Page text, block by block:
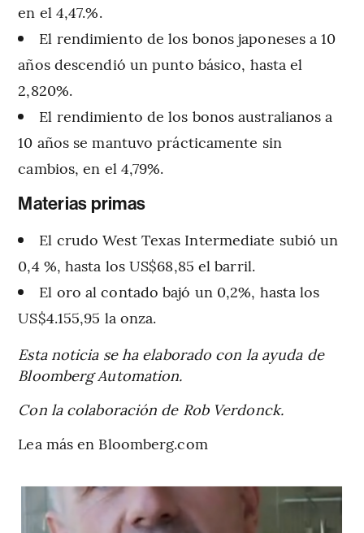
en el 4,47.%.
El rendimiento de los bonos japoneses a 10
años descendió un punto básico, hasta el
2,820%.
El rendimiento de los bonos australianos a
10 años se mantuvo prácticamente sin
cambios, en el 4,79%.
Materias primas
El crudo West Texas Intermediate subió un
0,4 %, hasta los US$68,85 el barril.
El oro al contado bajó un 0,2%, hasta los
US$4.155,95 la onza.
Esta noticia se ha elaborado con la ayuda de
Bloomberg Automation.
Con la colaboración de Rob Verdonck.
Lea más en Bloomberg.com